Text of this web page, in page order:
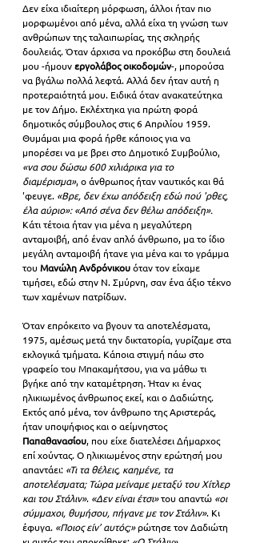
Δεν είχα ιδιαίτερη μόρφωση, άλλοι ήταν πιο
μορφωμένοι από μένα, αλλά είχα τη γνώση των
ανθρώπων της ταλαιπωρίας, της σκληρής
δουλειάς. Όταν άρχισα να προκόβω στη δουλειά
μου -ήμουν εργολάβος οικοδομών-, μπορούσα
να βγάλω πολλά λεφτά. Αλλά δεν ήταν αυτή η
προτεραιότητά μου. Ειδικά όταν ανακατεύτηκα
με τον Δήμο. Εκλέχτηκα για πρώτη φορά
δημοτικός σύμβουλος στις 6 Απριλίου 1959.
Θυμάμαι μια φορά ήρθε κάποιος για να
μπορέσει να με βρει στο Δημοτικό Συμβούλιο,
«να σου δώσω 600 χιλιάρικα για το
διαμέρισμα», ο άνθρωπος ήταν ναυτικός και θά
'φευγε. «Βρε, δεν έχω απόδειξη εδώ πού 'ρθες,
έλα αύριο»: «Από σένα δεν θέλω απόδειξη».
Κάτι τέτοια ήταν για μένα η μεγαλύτερη
ανταμοιβή, από έναν απλό άνθρωπο, μα το ίδιο
μεγάλη ανταμοιβή ήτανε για μένα και το γράμμα
του Μανώλη Ανδρόνικου όταν τον είχαμε
τιμήσει, εδώ στην Ν. Σμύρνη, σαν ένα άξιο τέκνο
των χαμένων πατρίδων.
Όταν επρόκειτο να βγουν τα αποτελέσματα,
1975, αμέσως μετά την δικτατορία, γυρίζαμε στα
εκλογικά τμήματα. Κάποια στιγμή πάω στο
γραφείο του Μπακαμήτσου, για να μάθω τι
βγήκε από την καταμέτρηση. Ήταν κι ένας
ηλικιωμένος άνθρωπος εκεί, και ο Δαδιώτης.
Εκτός από μένα, τον άνθρωπο της Αριστεράς,
ήταν υποψήφιος και ο αείμνηστος
Παπαθανασίου, που είχε διατελέσει Δήμαρχος
επί χούντας. Ο ηλικιωμένος στην ερώτησή μου
απαντάει: «Τι τα θέλεις, καημένε, τα
αποτελέσματα; Τώρα μείναμε μεταξύ του Χίτλερ
και του Στάλιν». «Δεν είναι έτσι» του απαντώ «οι
σύμμαχοι, θυμήσου, πήγανε με τον Στάλιν». Κι
έφυγα. «Ποιος είν’ αυτός;» ρώτησε τον Δαδιώτη